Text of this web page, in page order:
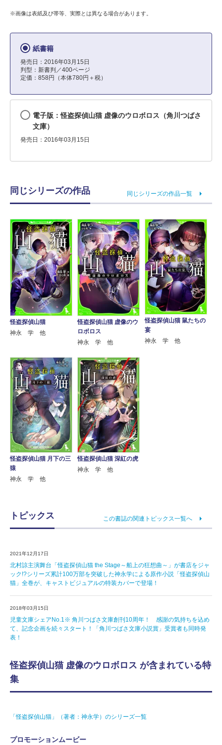
※画像は表紙及び帯等、実際とは異なる場合があります。
紙書籍
発売日：2016年03月15日
判型：新書判／400ページ
定価：858円（本体780円＋税）
電子版：怪盗探偵山猫 虚像のウロボロス（角川つばさ
文庫）
発売日：2016年03月15日
同じシリーズの作品 同じシリーズの作品一覧
怪盗探偵山猫
神永 学 他
怪盗探偵山猫 虚像のウ
ロボロス
神永 学 他
怪盗探偵山猫 鼠たちの
宴
神永 学 他
怪盗探偵山猫 月下の三
猿
神永 学 他
怪盗探偵山猫 深紅の虎
神永 学 他
トピックス この書誌の関連トピックス一覧へ
2021年12月17日
北村諒主演舞台「怪盗探偵山猫 the Stage～船上の狂想曲～」が書店をジャ
ック!?シリーズ累計100万部を突破した神永学による原作小説「怪盗探偵山
猫」全巻が、キャストビジュアルの特装カバーで登場！
2018年03月15日
児童文庫シェアNo.1※ 角川つばさ文庫創刊10周年！ 感謝の気持ちを込め
て、記念企画を続々スタート！「角川つばさ文庫小説賞」受賞者も同時発
表！
怪盗探偵山猫 虚像のウロボロス が含まれている特
集
「怪盗探偵山猫」（著者：神永学）のシリーズ一覧
プロモーションムービー